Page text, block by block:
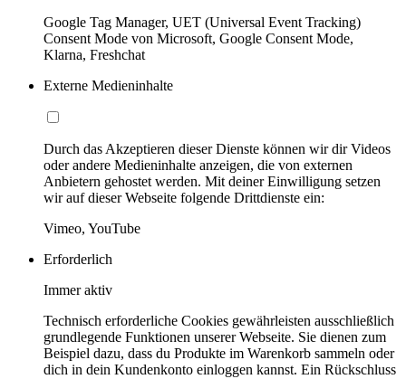
Google Tag Manager, UET (Universal Event Tracking)
Consent Mode von Microsoft, Google Consent Mode,
Klarna, Freshchat
Externe Medieninhalte
Durch das Akzeptieren dieser Dienste können wir dir Videos
oder andere Medieninhalte anzeigen, die von externen
Anbietern gehostet werden. Mit deiner Einwilligung setzen
wir auf dieser Webseite folgende Drittdienste ein:
Vimeo, YouTube
Erforderlich
Immer aktiv
Technisch erforderliche Cookies gewährleisten ausschließlich
grundlegende Funktionen unserer Webseite. Sie dienen zum
Beispiel dazu, dass du Produkte im Warenkorb sammeln oder
dich in dein Kundenkonto einloggen kannst. Ein Rückschluss